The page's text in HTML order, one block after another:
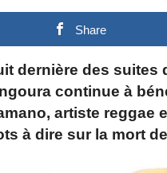
Share
dernière des suites
continue à
artiste reggae
à dire sur la mort